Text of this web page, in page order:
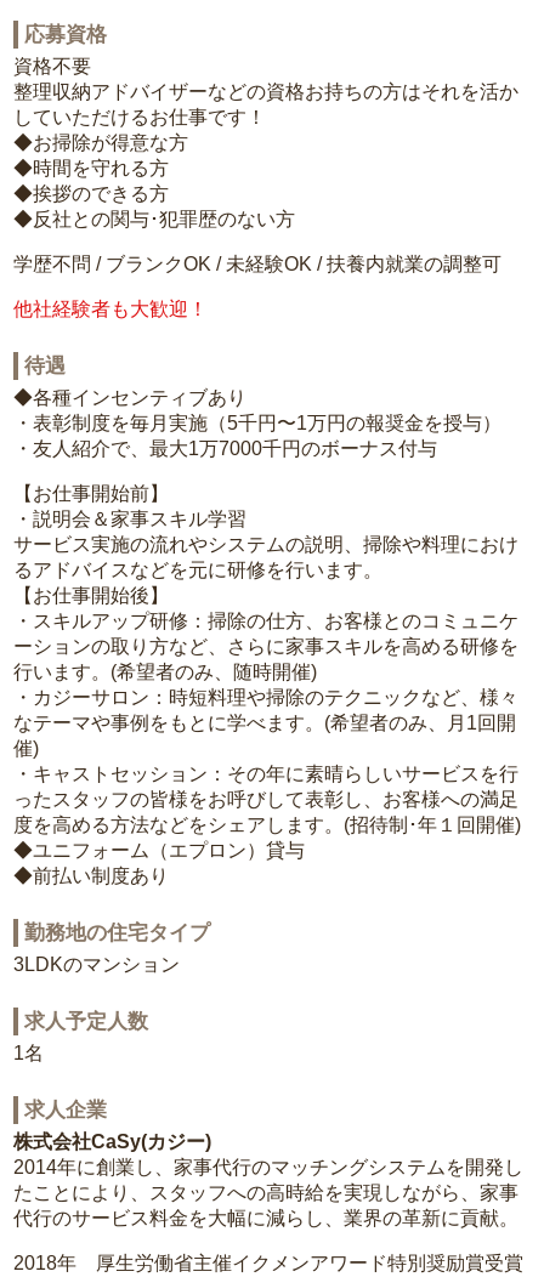
応募資格
資格不要
整理収納アドバイザーなどの資格お持ちの方はそれを活か
していただけるお仕事です！
◆お掃除が得意な方
◆時間を守れる方
◆挨拶のできる方
◆反社との関与･犯罪歴のない方
学歴不問 / ブランクOK / 未経験OK / 扶養内就業の調整可
他社経験者も大歓迎！
待遇
◆各種インセンティブあり
・表彰制度を毎月実施（5千円〜1万円の報奨金を授与）
・友人紹介で、最大1万7000千円のボーナス付与
【お仕事開始前】
・説明会＆家事スキル学習
サービス実施の流れやシステムの説明、掃除や料理におけ
るアドバイスなどを元に研修を行います。
【お仕事開始後】
・スキルアップ研修：掃除の仕方、お客様とのコミュニケ
ーションの取り方など、さらに家事スキルを高める研修を
行います。(希望者のみ、随時開催)
・カジーサロン：時短料理や掃除のテクニックなど、様々
なテーマや事例をもとに学べます。(希望者のみ、月1回開
催)
・キャストセッション：その年に素晴らしいサービスを行
ったスタッフの皆様をお呼びして表彰し、お客様への満足
度を高める方法などをシェアします。(招待制･年１回開催)
◆ユニフォーム（エプロン）貸与
◆前払い制度あり
勤務地の住宅タイプ
3LDKのマンション
求人予定人数
1名
求人企業
株式会社CaSy(カジー)
2014年に創業し、家事代行のマッチングシステムを開発し
たことにより、スタッフへの高時給を実現しながら、家事
代行のサービス料金を大幅に減らし、業界の革新に貢献。
2018年 厚生労働省主催イクメンアワード特別奨励賞受賞